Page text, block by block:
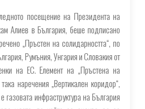
посещение на Президента на
Алиев в България, беше подписано
„Пръстен на солидарността“, по
Румъния, Унгария и Словакия от
на ЕС. Елемент на „Пръстена на
наречения „Вертикален коридор“,
газовата инфраструктура на България